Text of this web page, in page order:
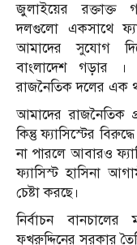
জুলাইয়ের রক্তাক্ত
দলগুলো একসাথে
আমাদের সুযোগ
বাংলাদেশ গড়ার
রাজনৈতিক দলের এক
আমাদের রাজনৈতিক
কিন্তু ফ্যাসিস্টের
না পারলে আবারও
ফ্যাসিস্ট হাসিনা
চেষ্টা করছে।
নির্বাচন
ফখরুদ্দিনের সরকার